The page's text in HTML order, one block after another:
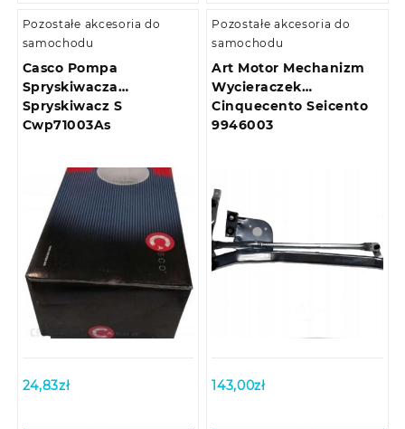
Pozostałe akcesoria do
samochodu
Casco Pompa
Spryskiwacza
Spryskiwacz S
Cwp71003As
24,83zł
Pozostałe akcesoria do
samochodu
Art Motor Mechanizm
Wycieraczek
Cinquecento Seicento
9946003
143,00zł